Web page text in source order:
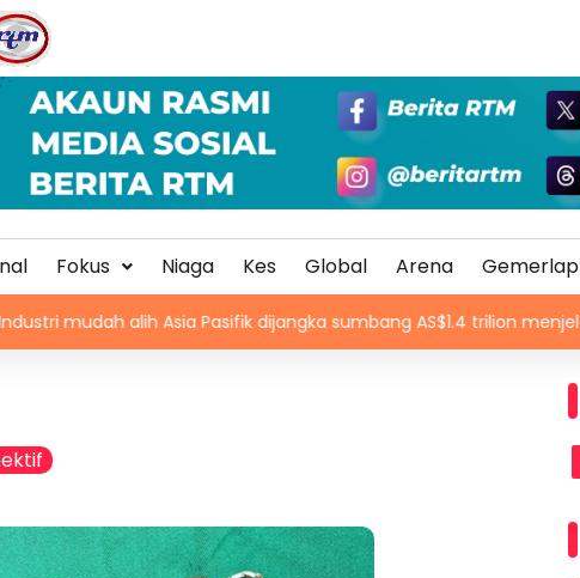
Fokus Niaga Kes Global Arena Gemerlap
Asia Pasifik dijangka sumbang AS$1.4 trilion menjelang 2030